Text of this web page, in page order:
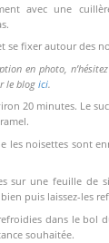
avec une
se fixer autour des
en photo,
le blog ici
20 minutes. Le
les noisettes sont
sur une feuille de
puis laissez-les
dans le bol
souhaitée.